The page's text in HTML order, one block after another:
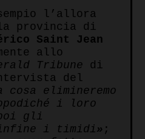
l’allora
provincia di
Saint Jean
allo
Tribune di
del
cosa elimineremo
i loro
gli
i timidi» ;